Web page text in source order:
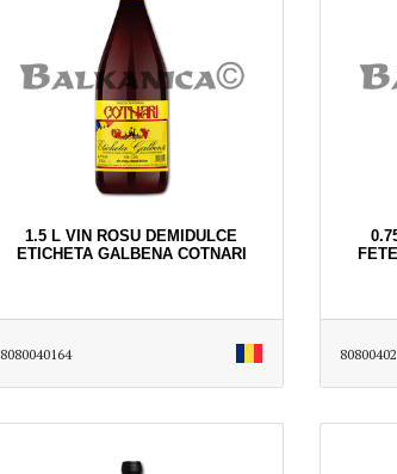
1.5 L VIN ROSU DEMIDULCE
ETICHETA GALBENA COTNARI
8080040164